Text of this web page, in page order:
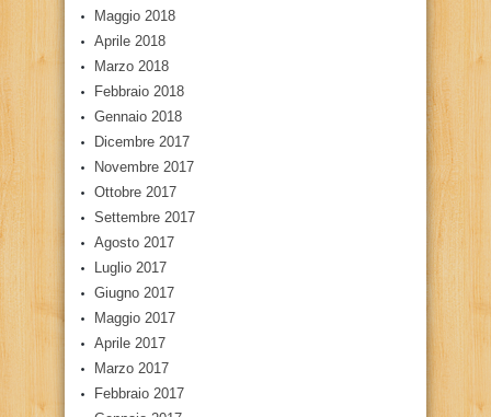
Maggio 2018
Aprile 2018
Marzo 2018
Febbraio 2018
Gennaio 2018
Dicembre 2017
Novembre 2017
Ottobre 2017
Settembre 2017
Agosto 2017
Luglio 2017
Giugno 2017
Maggio 2017
Aprile 2017
Marzo 2017
Febbraio 2017